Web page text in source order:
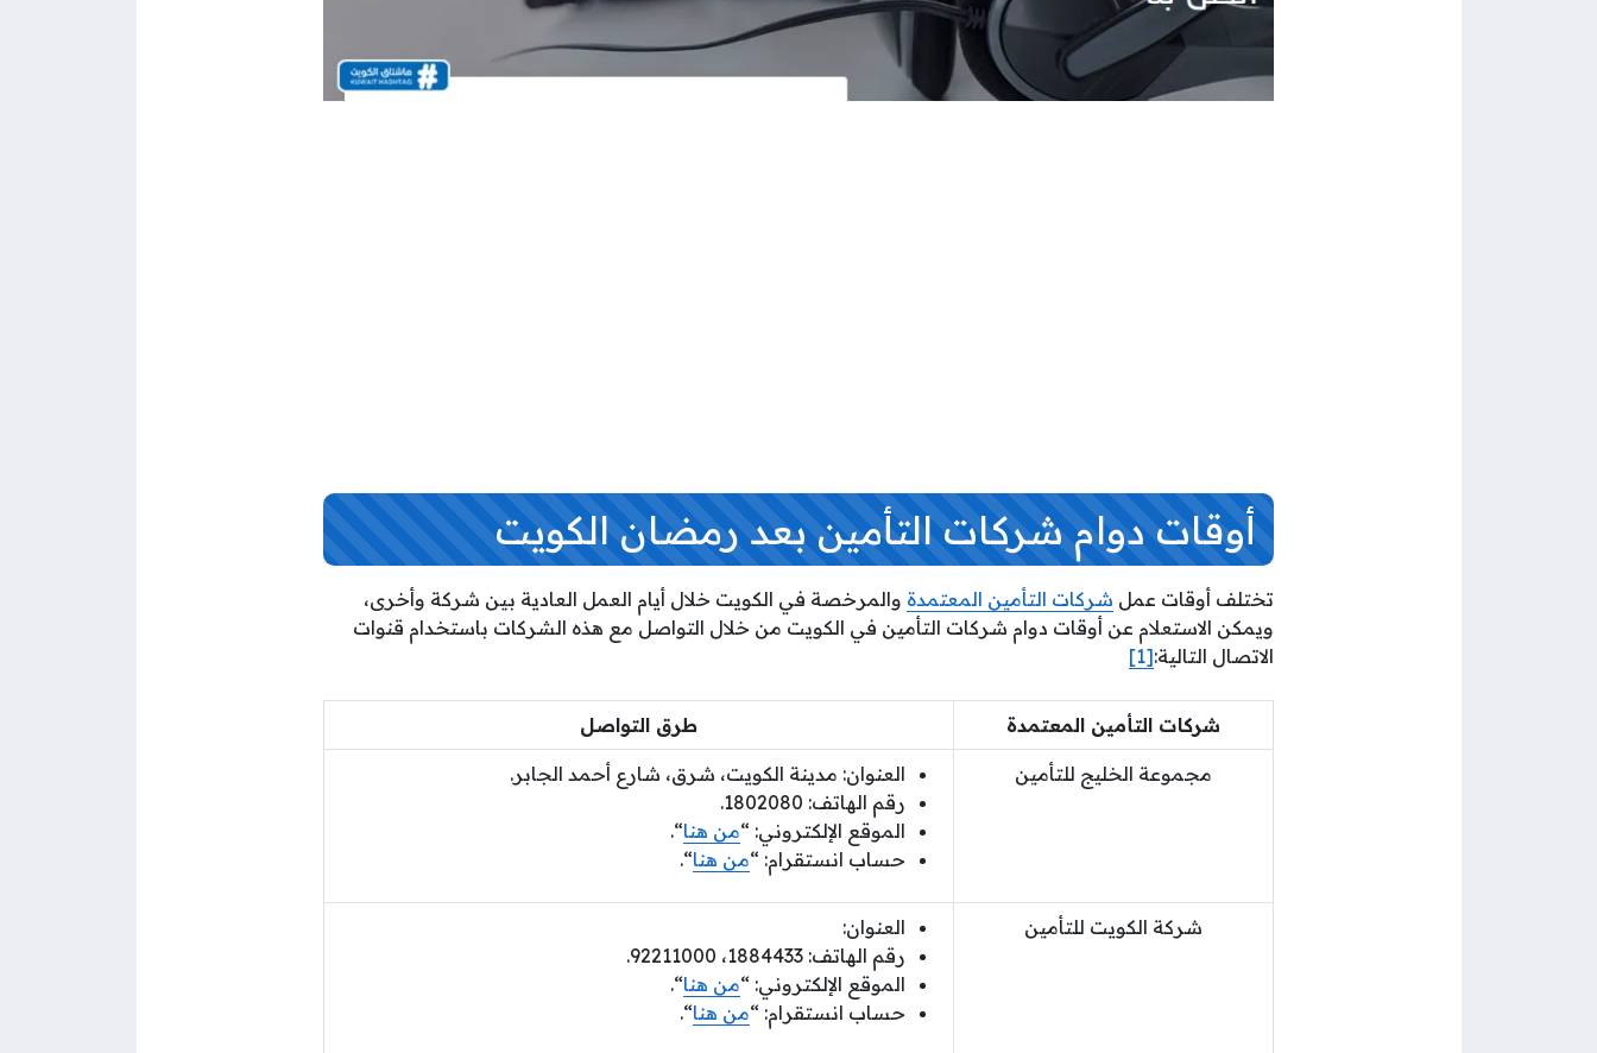
أوقات دوام شركات التأمين بعد رمضان الكويت
تختلف أوقات عمل شركات التأمين المعتمدة والمرخصة في الكويت خلال أيام العمل العادية بين شركة وأخرى،
ويمكن الاستعلام عن أوقات دوام شركات التأمين في الكويت من خلال التواصل مع هذه الشركات باستخدام قنوات
الاتصال التالية:[1]
شركات التأمين المعتمدة طرق التواصل
مجموعة الخليج للتأمين
العنوان: مدينة الكويت، شرق، شارع أحمد الجابر.
رقم الهاتف: 1802080.
الموقع الإلكتروني: “من هنا“.
حساب انستقرام: “من هنا“.
شركة الكويت للتأمين
العنوان:
رقم الهاتف: 1884433، 92211000.
الموقع الإلكتروني: “من هنا“.
حساب انستقرام: “من هنا“.